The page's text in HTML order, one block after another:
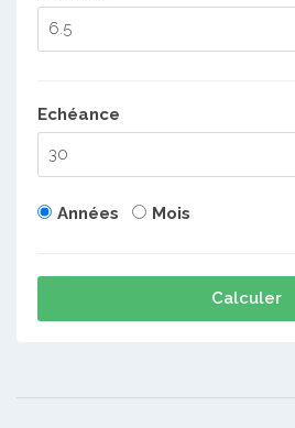
Echéance
Années Mois
Calculer